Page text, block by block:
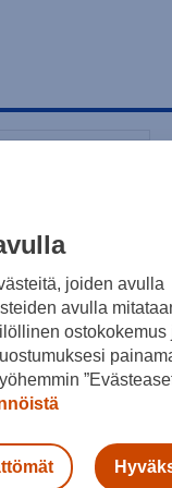
joiden avulla
avulla
ostokokemus